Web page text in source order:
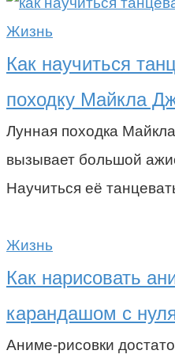
Жизнь
Как научиться
походку Майкла
Лунная походка
вызывает большой
Научиться её
Жизнь
Как нарисовать
карандашом с
Аниме-рисовки